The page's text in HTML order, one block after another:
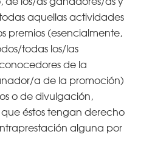
aquellas actividades
premios (esencialmente,
todas los/las
de la
a de la promoción)
o de divulgación,
éstos tengan derecho
alguna por